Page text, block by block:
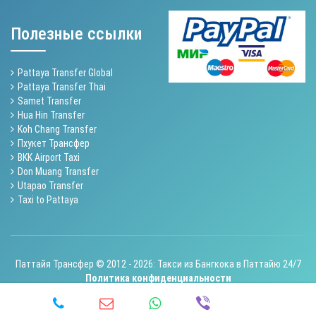
Полезные ссылки
Pattaya Transfer Global
Pattaya Transfer Thai
Samet Transfer
Hua Hin Transfer
Koh Chang Transfer
Пхукет Трансфер
BKK Airport Taxi
Don Muang Transfer
Utapao Transfer
Taxi to Pattaya
Паттайя Трансфер © 2012 - 2026: Такси из Бангкока в Паттайю 24/7
Политика конфиденциальности